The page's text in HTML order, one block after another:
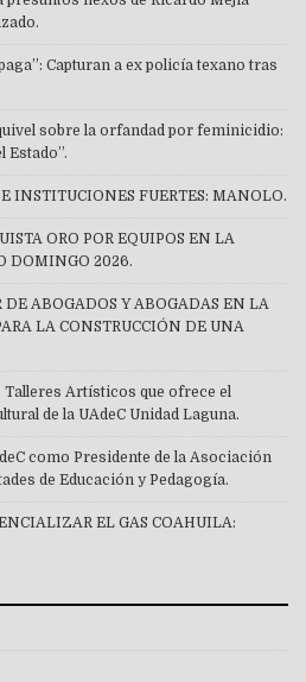
Capturan a ex policía texano tras
sobre la orfandad por feminicidio:
Estado”.
INSTITUCIONES FUERTES: MANOLO.
ORO POR EQUIPOS EN LA
DOMINGO 2026.
DE ABOGADOS Y ABOGADAS EN LA
LA CONSTRUCCIÓN DE UNA
Artísticos que ofrece el
de la UAdeC Unidad Laguna.
como Presidente de la Asociación
de Educación y Pedagogía.
EL GAS COAHUILA: